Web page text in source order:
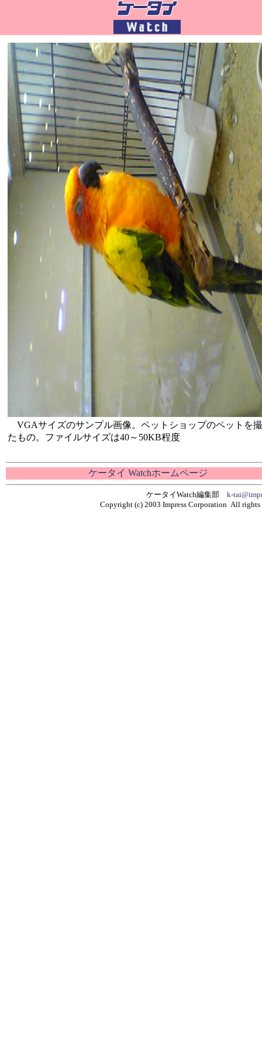
VGAサイズのサンプル画像。ペットショップのペットを
たもの。ファイルサイズは40～50KB程度
ケータイ Watchホームページ
ケータイWatch編集部 k-
Copyright (c) 2003 Impress Corporation All rights